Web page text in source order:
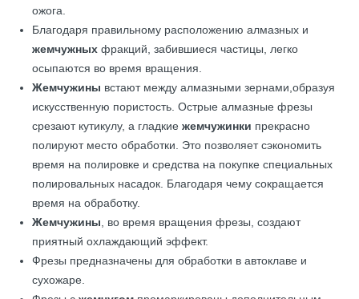
ожога.
Благодаря правильному расположению алмазных и
жемчужных фракций, забившиеся частицы, легко
осыпаются во время вращения.
Жемчужины встают между алмазными зернами,образуя
искусственную пористость. Острые алмазные фрезы
срезают кутикулу, а гладкие жемчужинки прекрасно
полируют место обработки. Это позволяет сэкономить
время на полировке и средства на покупке специальных
полировальных насадок. Благодаря чему сокращается
время на обработку.
Жемчужины , во время вращения фрезы, создают
приятный охлаждающий эффект.
Фрезы предназначены для обработки в автоклаве и
сухожаре.